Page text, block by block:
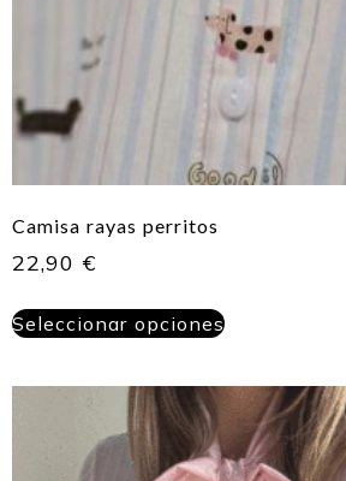
Camisa rayas perritos
22,90 €
Seleccionar opciones